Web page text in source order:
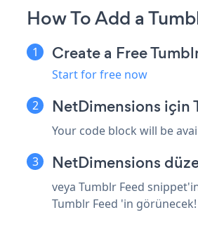
How To Add a
Create a Free
Start for free now
NetDimensions için
Your code block will be
NetDimensions
veya Tumblr Feed
Tumblr Feed 'in görünecek!